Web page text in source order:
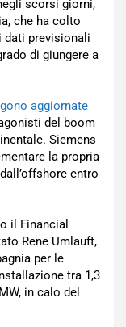
scorsi giorni,
che ha colto
dati previsionali
di giungere a
aggiornate
del boom
Siemens
la propria
entro
il Financial
Rene Umlauft,
per le
tra 1,3
in calo del